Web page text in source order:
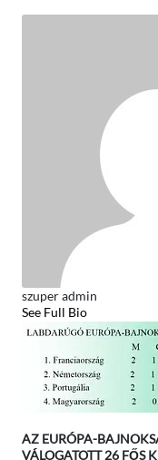
szuper admin
See Full Bio
AZ EURÓPA-
VÁLOGATOTT 26 FŐS